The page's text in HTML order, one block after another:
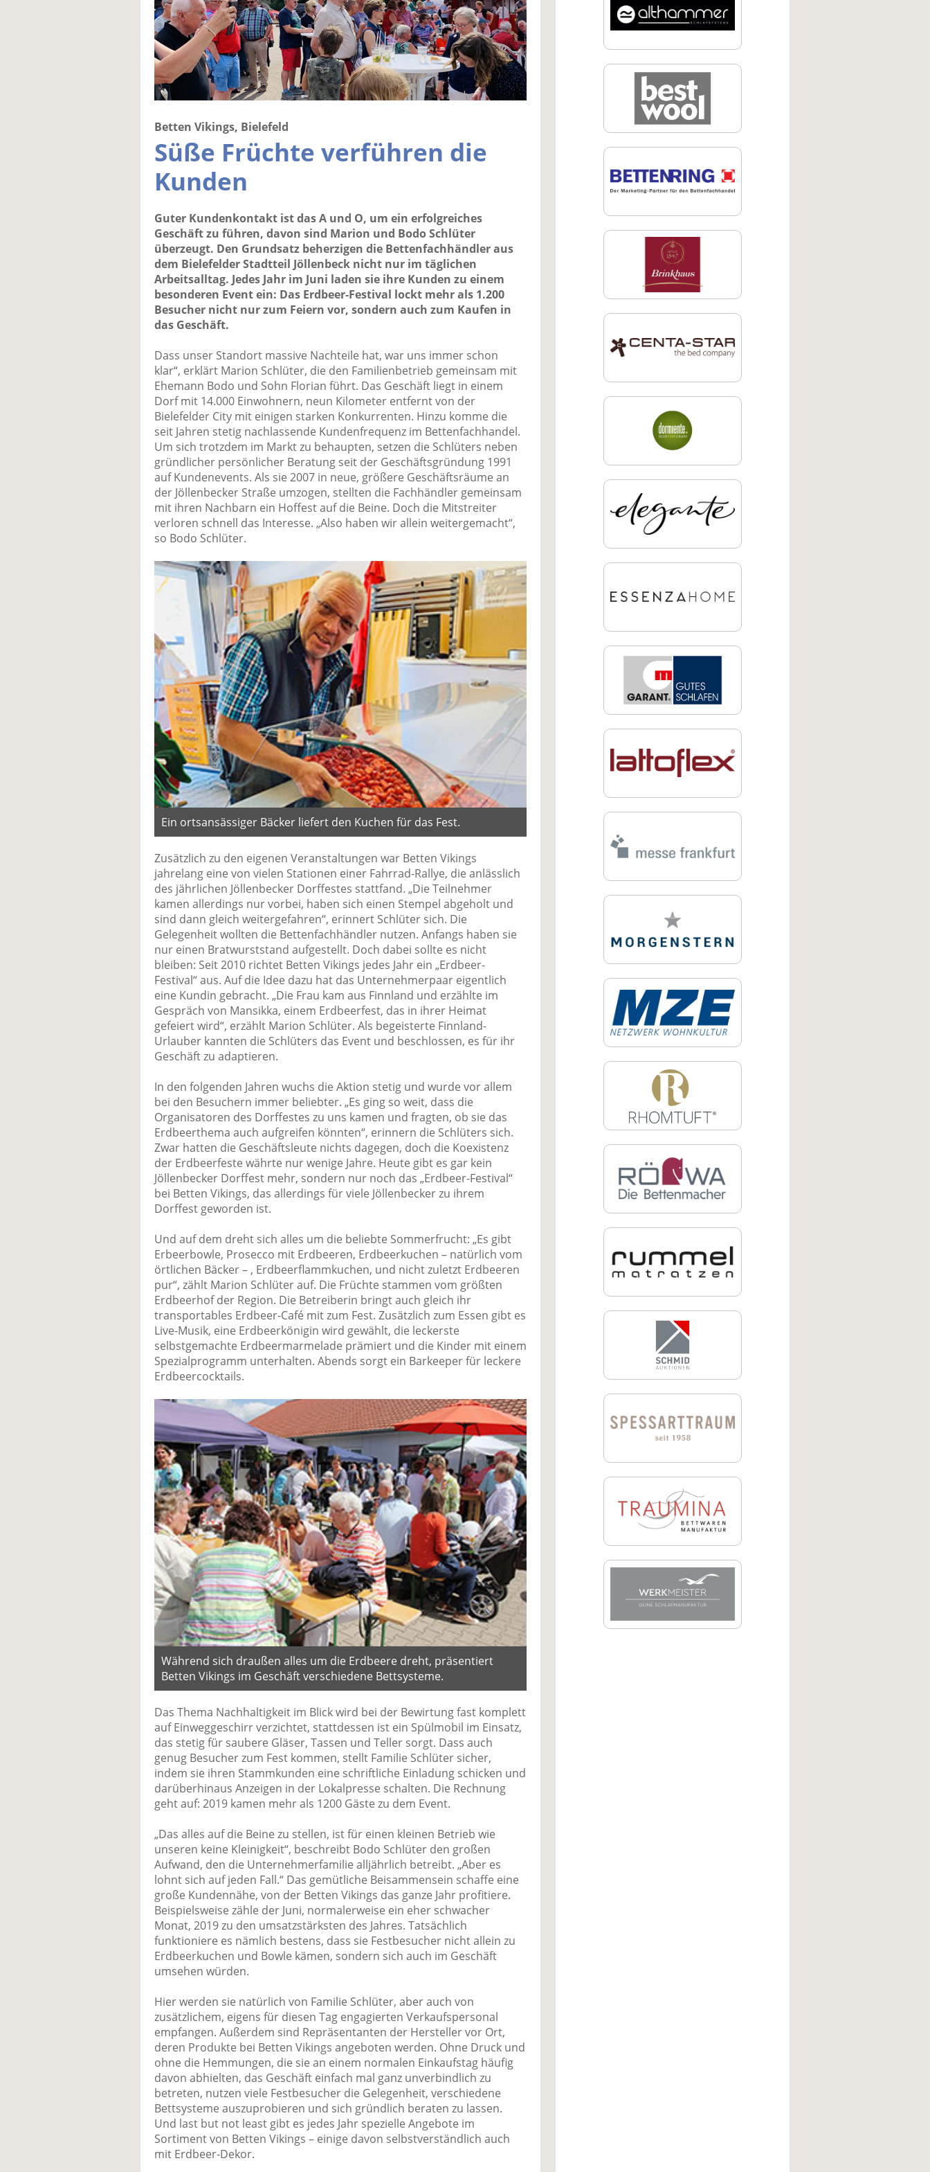
Betten Vikings, Bielefeld
Süße Früchte verführen die
Kunden
Guter Kundenkontakt ist das A und O, um ein erfolgreiches
Geschäft zu führen, davon sind Marion und Bodo Schlüter
überzeugt. Den Grundsatz beherzigen die Bettenfachhändler aus
dem Bielefelder Stadtteil Jöllenbeck nicht nur im täglichen
Arbeitsalltag. Jedes Jahr im Juni laden sie ihre Kunden zu einem
besonderen Event ein: Das Erdbeer-Festival lockt mehr als 1.200
Besucher nicht nur zum Feiern vor, sondern auch zum Kaufen in
das Geschäft.
Dass unser Standort massive Nachteile hat, war uns immer schon
klar“, erklärt Marion Schlüter, die den Familienbetrieb gemeinsam mit
Ehemann Bodo und Sohn Florian führt. Das Geschäft liegt in einem
Dorf mit 14.000 Einwohnern, neun Kilometer entfernt von der
Bielefelder City mit einigen starken Konkurrenten. Hinzu komme die
seit Jahren stetig nachlassende Kundenfrequenz im Bettenfachhandel.
Um sich trotzdem im Markt zu behaupten, setzen die Schlüters neben
gründlicher persönlicher Beratung seit der Geschäftsgründung 1991
auf Kundenevents. Als sie 2007 in neue, größere Geschäftsräume an
der Jöllenbecker Straße umzogen, stellten die Fachhändler gemeinsam
mit ihren Nachbarn ein Hoffest auf die Beine. Doch die Mitstreiter
verloren schnell das Interesse. „Also haben wir allein weitergemacht“,
so Bodo Schlüter.
Ein ortsansässiger Bäcker liefert den Kuchen für das Fest.
Zusätzlich zu den eigenen Veranstaltungen war Betten Vikings
jahrelang eine von vielen Stationen einer Fahrrad-Rallye, die anlässlich
des jährlichen Jöllenbecker Dorffestes stattfand. „Die Teilnehmer
kamen allerdings nur vorbei, haben sich einen Stempel abgeholt und
sind dann gleich weitergefahren“, erinnert Schlüter sich. Die
Gelegenheit wollten die Bettenfachhändler nutzen. Anfangs haben sie
nur einen Bratwurststand aufgestellt. Doch dabei sollte es nicht
bleiben: Seit 2010 richtet Betten Vikings jedes Jahr ein „Erdbeer-
Festival“ aus. Auf die Idee dazu hat das Unternehmerpaar eigentlich
eine Kundin gebracht. „Die Frau kam aus Finnland und erzählte im
Gespräch von Mansikka, einem Erdbeerfest, das in ihrer Heimat
gefeiert wird“, erzählt Marion Schlüter. Als begeisterte Finnland-
Urlauber kannten die Schlüters das Event und beschlossen, es für ihr
Geschäft zu adaptieren.
In den folgenden Jahren wuchs die Aktion stetig und wurde vor allem
bei den Besuchern immer beliebter. „Es ging so weit, dass die
Organisatoren des Dorffestes zu uns kamen und fragten, ob sie das
Erdbeerthema auch aufgreifen könnten“, erinnern die Schlüters sich.
Zwar hatten die Geschäftsleute nichts dagegen, doch die Koexistenz
der Erdbeerfeste währte nur wenige Jahre. Heute gibt es gar kein
Jöllenbecker Dorffest mehr, sondern nur noch das „Erdbeer-Festival“
bei Betten Vikings, das allerdings für viele Jöllenbecker zu ihrem
Dorffest geworden ist.
Und auf dem dreht sich alles um die beliebte Sommerfrucht: „Es gibt
Erbeerbowle, Prosecco mit Erdbeeren, Erdbeerkuchen – natürlich vom
örtlichen Bäcker – , Erdbeerflammkuchen, und nicht zuletzt Erdbeeren
pur“, zählt Marion Schlüter auf. Die Früchte stammen vom größten
Erdbeerhof der Region. Die Betreiberin bringt auch gleich ihr
transportables Erdbeer-Café mit zum Fest. Zusätzlich zum Essen gibt es
Live-Musik, eine Erdbeerkönigin wird gewählt, die leckerste
selbstgemachte Erdbeermarmelade prämiert und die Kinder mit einem
Spezialprogramm unterhalten. Abends sorgt ein Barkeeper für leckere
Erdbeercocktails.
Während sich draußen alles um die Erdbeere dreht, präsentiert
Betten Vikings im Geschäft verschiedene Bettsysteme.
Das Thema Nachhaltigkeit im Blick wird bei der Bewirtung fast komplett
auf Einweggeschirr verzichtet, stattdessen ist ein Spülmobil im Einsatz,
das stetig für saubere Gläser, Tassen und Teller sorgt. Dass auch
genug Besucher zum Fest kommen, stellt Familie Schlüter sicher,
indem sie ihren Stammkunden eine schriftliche Einladung schicken und
darüberhinaus Anzeigen in der Lokalpresse schalten. Die Rechnung
geht auf: 2019 kamen mehr als 1200 Gäste zu dem Event.
„Das alles auf die Beine zu stellen, ist für einen kleinen Betrieb wie
unseren keine Kleinigkeit“, beschreibt Bodo Schlüter den großen
Aufwand, den die Unternehmerfamilie alljährlich betreibt. „Aber es
lohnt sich auf jeden Fall.“ Das gemütliche Beisammensein schaffe eine
große Kundennähe, von der Betten Vikings das ganze Jahr profitiere.
Beispielsweise zähle der Juni, normalerweise ein eher schwacher
Monat, 2019 zu den umsatzstärksten des Jahres. Tatsächlich
funktioniere es nämlich bestens, dass sie Festbesucher nicht allein zu
Erdbeerkuchen und Bowle kämen, sondern sich auch im Geschäft
umsehen würden.
Hier werden sie natürlich von Familie Schlüter, aber auch von
zusätzlichem, eigens für diesen Tag engagierten Verkaufspersonal
empfangen. Außerdem sind Repräsentanten der Hersteller vor Ort,
deren Produkte bei Betten Vikings angeboten werden. Ohne Druck und
ohne die Hemmungen, die sie an einem normalen Einkaufstag häufig
davon abhielten, das Geschäft einfach mal ganz unverbindlich zu
betreten, nutzen viele Festbesucher die Gelegenheit, verschiedene
Bettsysteme auszuprobieren und sich gründlich beraten zu lassen.
Und last but not least gibt es jedes Jahr spezielle Angebote im
Sortiment von Betten Vikings – einige davon selbstverständlich auch
mit Erdbeer-Dekor.